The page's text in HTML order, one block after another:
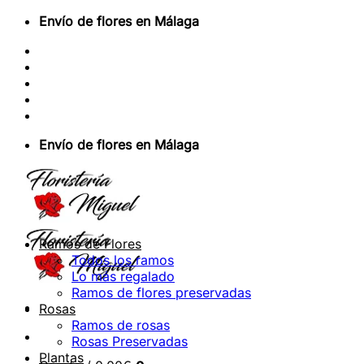
Saltar
contenido
Envío de flores en Málaga
Envío de flores en Málaga
Ramos de Flores
Todos los ramos
Lo más regalado
Ramos de flores preservadas
Rosas
Ramos de rosas
Rosas Preservadas
Plantas